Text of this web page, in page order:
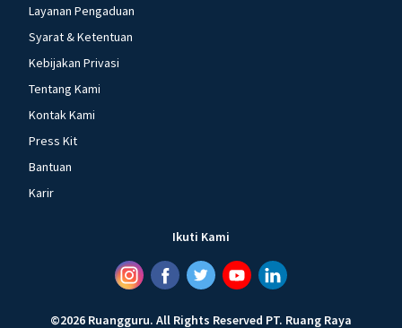
Layanan Pengaduan
Syarat & Ketentuan
Kebijakan Privasi
Tentang Kami
Kontak Kami
Press Kit
Bantuan
Karir
Ikuti Kami
©2026 Ruangguru. All Rights Reserved PT. Ruang Raya